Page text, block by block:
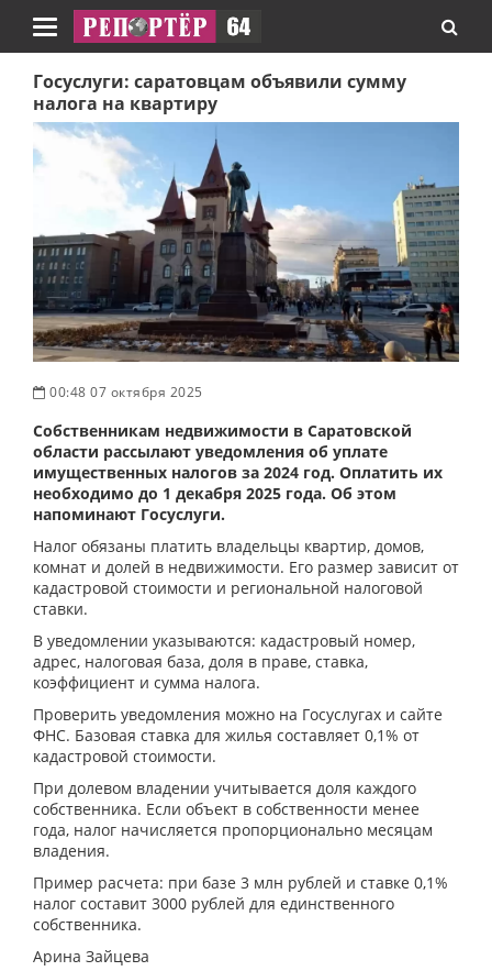
Навигация
Госуслуги: саратовцам объявили сумму
налога на квартиру
00:48 07 октября 2025
Собственникам недвижимости в Саратовской
области рассылают уведомления об уплате
имущественных налогов за 2024 год. Оплатить их
необходимо до 1 декабря 2025 года. Об этом
напоминают Госуслуги.
Налог обязаны платить владельцы квартир, домов,
комнат и долей в недвижимости. Его размер зависит от
кадастровой стоимости и региональной налоговой
ставки.
В уведомлении указываются: кадастровый номер,
адрес, налоговая база, доля в праве, ставка,
коэффициент и сумма налога.
Проверить уведомления можно на Госуслугах и сайте
ФНС. Базовая ставка для жилья составляет 0,1% от
кадастровой стоимости.
При долевом владении учитывается доля каждого
собственника. Если объект в собственности менее
года, налог начисляется пропорционально месяцам
владения.
Пример расчета: при базе 3 млн рублей и ставке 0,1%
налог составит 3000 рублей для единственного
собственника.
Арина Зайцева